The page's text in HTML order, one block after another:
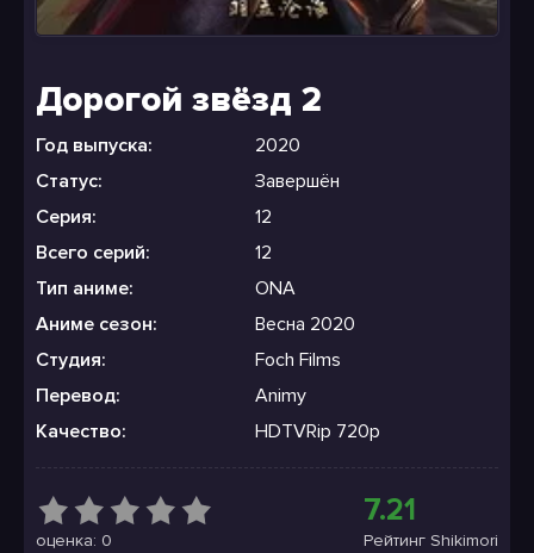
Дорогой звёзд 2
Год выпуска:
2020
Статус:
Завершён
Серия:
12
Всего серий:
12
Тип аниме:
ONA
Аниме сезон:
Весна 2020
Студия:
Foch Films
Перевод:
Animy
Качество:
HDTVRip 720p
оценка: 0
7.21
Рейтинг Shikimori